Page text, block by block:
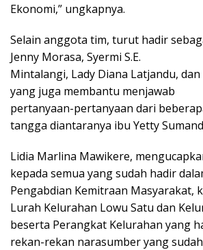
Ekonomi,” ungkapnya.
Selain anggota tim, turut hadir
Jenny Morasa, Syermi S.E.
Mintalangi, Lady Diana Latjandu,
yang juga membantu menjawab
pertanyaan-pertanyaan dari
tangga diantaranya ibu Yetty
Lidia Marlina Mawikere,
kepada semua yang sudah hadir
Pengabdian Kemitraan Masyarakat,
Lurah Kelurahan Lowu Satu dan
beserta Perangkat Kelurahan yang
rekan-rekan narasumber yang